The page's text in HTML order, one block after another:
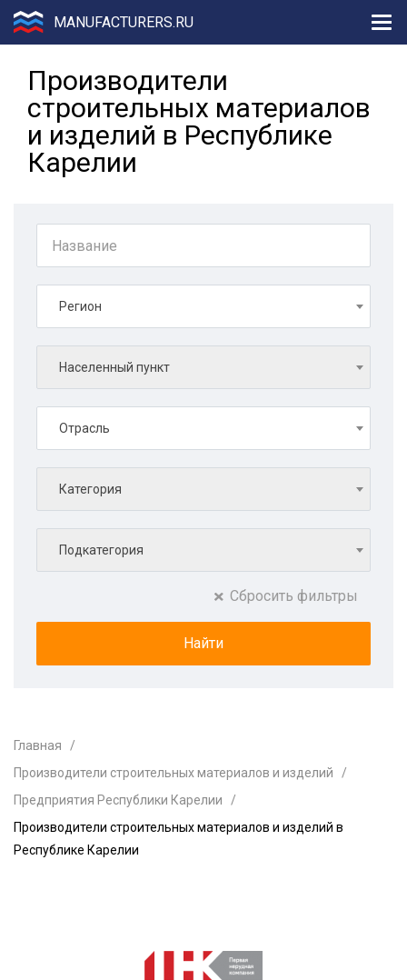
MANUFACTURERS.RU
Производители
строительных материалов
и изделий в Республике
Карелии
Регион
Населенный пункт
Отрасль
Категория
Подкатегория
Сбросить фильтры
Главная
Производители строительных материалов и изделий
Предприятия Республики Карелии
Производители строительных материалов и изделий в
Республике Карелии